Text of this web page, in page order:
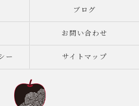
ブログ
お問い合わせ
ー サイトマップ